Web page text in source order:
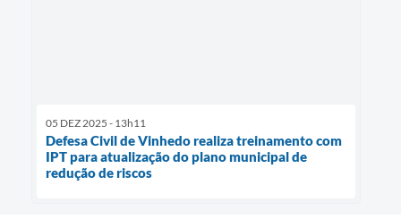
05 DEZ 2025 - 13h11
Defesa Civil de Vinhedo realiza treinamento com
IPT para atualização do plano municipal de
redução de riscos